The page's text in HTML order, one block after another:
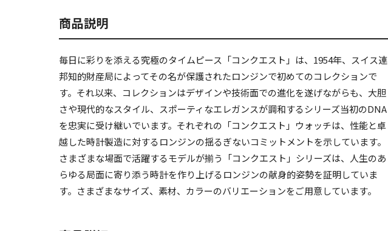
商品説明
毎日に彩りを添える究極のタイムピース「コンクエスト」は、1954年、スイス連
邦知的財産局によってその名が保護されたロンジンで初めてのコレクションで
す。それ以来、コレクションはデザインや技術面での進化を遂げながらも、大胆
さや現代的なスタイル、スポーティなエレガンスが調和するシリーズ当初のDNA
を忠実に受け継いでいます。それぞれの「コンクエスト」ウォッチは、性能と卓
越した時計製造に対するロンジンの揺るぎないコミットメントを示しています。
さまざまな場面で活躍するモデルが揃う「コンクエスト」シリーズは、人生のあ
らゆる局面に寄り添う時計を作り上げるロンジンの献身的姿勢を証明していま
す。さまざまなサイズ、素材、カラーのバリエーションをご用意しています。